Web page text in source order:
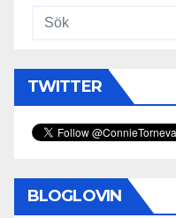
TWITTER
BLOGLOVIN